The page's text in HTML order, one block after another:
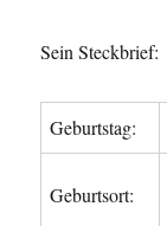
Sein Steckbrief:
Geburtstag:
Geburtsort: